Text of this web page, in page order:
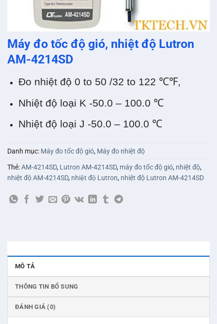
Máy đo tốc độ gió, nhiệt độ Lutron
AM-4214SD
Đo nhiệt độ 0 to 50 /32 to 122 ℃℉,
Nhiệt độ loại K -50.0 – 100.0 ℃
Nhiệt độ loại J -50.0 – 100.0 ℃
Danh mục: Máy đo tốc độ gió, Máy đo nhiệt độ
Thẻ:AM-4214SD, Lutron AM-4214SD, máy đo tốc độ gió, nhiệt độ,
nhiệt độ AM-4214SD, nhiệt độ Lutron, nhiệt độ Lutron AM-4214SD
MÔ TẢ
THÔNG TIN BỔ SUNG
ĐÁNH GIÁ (0)